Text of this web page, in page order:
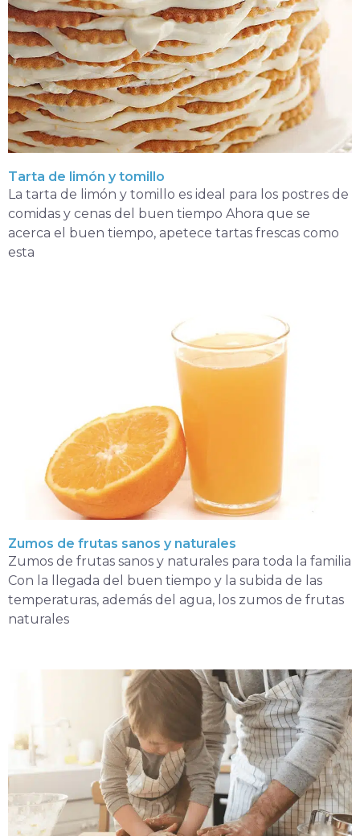
Tarta de limón y tomillo
La tarta de limón y tomillo es ideal para los postres de
comidas y cenas del buen tiempo Ahora que se
acerca el buen tiempo, apetece tartas frescas como
esta
Zumos de frutas sanos y naturales
Zumos de frutas sanos y naturales para toda la familia
Con la llegada del buen tiempo y la subida de las
temperaturas, además del agua, los zumos de frutas
naturales